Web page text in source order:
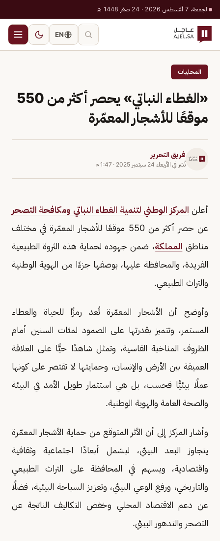
الجمعة، 7 أغسطس 2026 · 24 صفر 1448 هـ
EN
المحليات
«الغطاء النباتي» يحصر أكثر من 550
موقعًا للأشجار المعمّرة
فريق التحرير
نُشر في الأربعاء 24 سبتمبر 2025 · 1:47 م
أعلن المركز الوطني لتنمية الغطاء النباتي ومكافحة التصحر
عن حصر أكثر من 550 موقعًا للأشجار المعمّرة في مختلف
مناطق المملكة، ضمن جهوده لحماية هذه الثروة الطبيعية
الفريدة، والمحافظة عليها، بوصفها جزءًا من الهوية الوطنية
والتراث الطبيعي.
وأوضح أن الأشجار المعمّرة تُعد رمزًا للحياة والعطاء
المستمر، وتتميز بقدرتها على الصمود لمئات السنين أمام
الظروف المناخية القاسية، وتمثل شاهدًا حيًّا على العلاقة
العميقة بين الأرض والإنسان، وحمايتها لا تقتصر على كونها
عملًا بيئيًّا فحسب، بل هي استثمار طويل الأمد في البيئة
والصحة العامة والهوية الوطنية.
وأشار المركز إلى أن الأثر المتوقع من حماية الأشجار المعمّرة
يتجاوز البعد البيئي، ليشمل أبعادًا اجتماعية وثقافية
واقتصادية، ويسهم في المحافظة على التراث الطبيعي
والتاريخي، ورفع الوعي البيئي، وتعزيز السياحة البيئية، فضلًا
عن دعم الاقتصاد المحلي وخفض التكاليف الناتجة عن
التصحر والتدهور البيئي.